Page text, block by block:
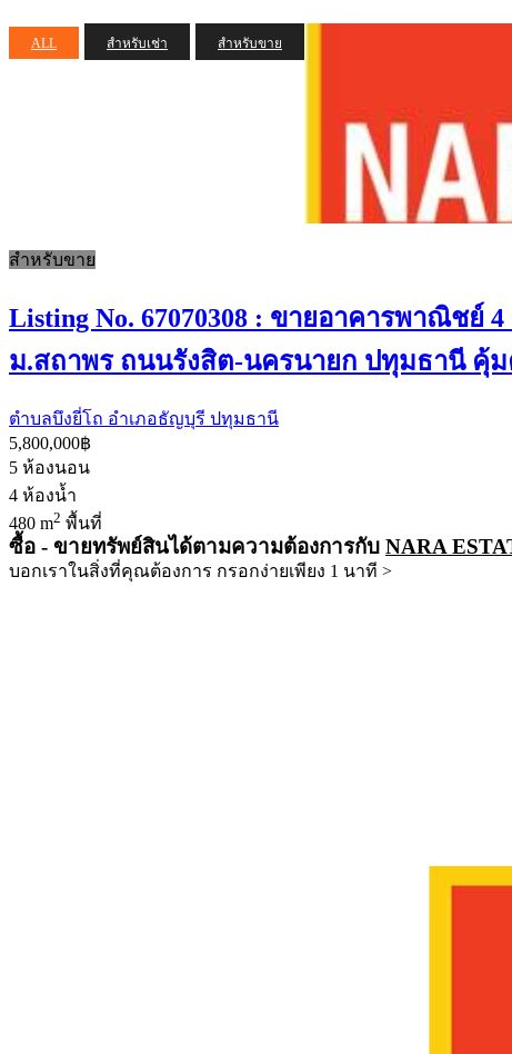
ALL สำหรับเช่า สำหรับขาย
สำหรับขาย
Listing No. 67070308 : ขายอาคารพาณิชย์
ม.สถาพร ถนนรังสิต-นครนายก ปทุมธานี คุ้
ตำบลบึงยี่โถ อำเภอธัญบุรี ปทุมธานี
5,800,000฿
5 ห้องนอน
4 ห้องน้ำ
480 m2 พื้นที่
ซื้อ - ขายทรัพย์สินได้ตามความต้องการกับ NARA
บอกเราในสิ่งที่คุณต้องการ กรอกง่ายเพียง 1 นาที >